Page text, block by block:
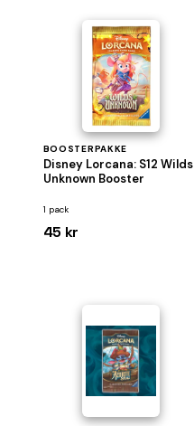
BOOSTERPAKKE
Disney Lorcana: S12 Wilds
Unknown Booster
1 pack
45 kr